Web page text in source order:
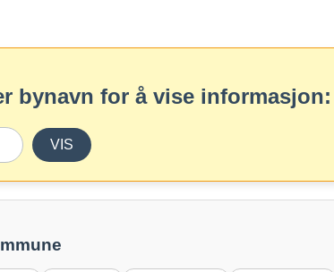
bynavn for å vise informasjon:
VIS